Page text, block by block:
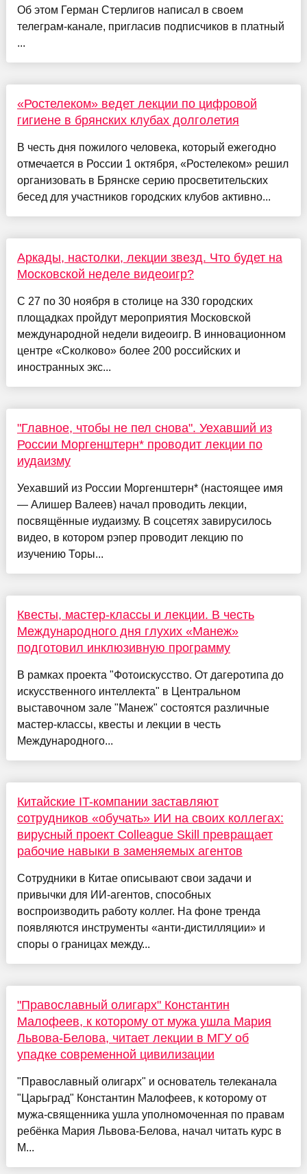
Об этом Герман Стерлигов написал в своем
телеграм-канале, пригласив подписчиков в платный
...
«Ростелеком» ведет лекции по цифровой
гигиене в брянских клубах долголетия
В честь дня пожилого человека, который ежегодно
отмечается в России 1 октября, «Ростелеком» решил
организовать в Брянске серию просветительских
бесед для участников городских клубов активно...
Аркады, настолки, лекции звезд. Что будет на
Московской неделе видеоигр?
С 27 по 30 ноября в столице на 330 городских
площадках пройдут мероприятия Московской
международной недели видеоигр. В инновационном
центре «Сколково» более 200 российских и
иностранных экс...
"Главное, чтобы не пел снова". Уехавший из
России Моргенштерн* проводит лекции по
иудаизму
Уехавший из России Моргенштерн* (настоящее имя
— Алишер Валеев) начал проводить лекции,
посвящённые иудаизму. В соцсетях завирусилось
видео, в котором рэпер проводит лекцию по
изучению Торы...
Квесты, мастер-классы и лекции. В честь
Международного дня глухих «Манеж»
подготовил инклюзивную программу
В рамках проекта "Фотоискусство. От дагеротипа до
искусственного интеллекта" в Центральном
выставочном зале "Манеж" состоятся различные
мастер-классы, квесты и лекции в честь
Международного...
Китайские IT-компании заставляют
сотрудников «обучать» ИИ на своих коллегах:
вирусный проект Colleague Skill превращает
рабочие навыки в заменяемых агентов
Сотрудники в Китае описывают свои задачи и
привычки для ИИ-агентов, способных
воспроизводить работу коллег. На фоне тренда
появляются инструменты «анти-дистилляции» и
споры о границах между...
"Православный олигарх" Константин
Малофеев, к которому от мужа ушла Мария
Львова-Белова, читает лекции в МГУ об
упадке современной цивилизации
"Православный олигарх" и основатель телеканала
"Царьград" Константин Малофеев, к которому от
мужа-священника ушла уполномоченная по правам
ребёнка Мария Львова-Белова, начал читать курс в
М...